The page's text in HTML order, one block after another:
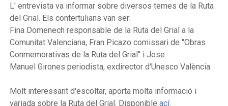
L' entrevista va informar sobre diversos temes de la Ruta
del Grial. Els contertulians van ser:
Fina Domenech responsable de la Ruta del Grial a la
Comunitat Valenciana, Fran Picazo comissari de "Obras
Conmemorativas de la Ruta del Grial" i Jose
Manuel Girones periodista, exdirector d'Unesco València.
Molt interessant d'escoltar, aporta molta informació i
variada sobre la Ruta del Grial. Disponibleací.